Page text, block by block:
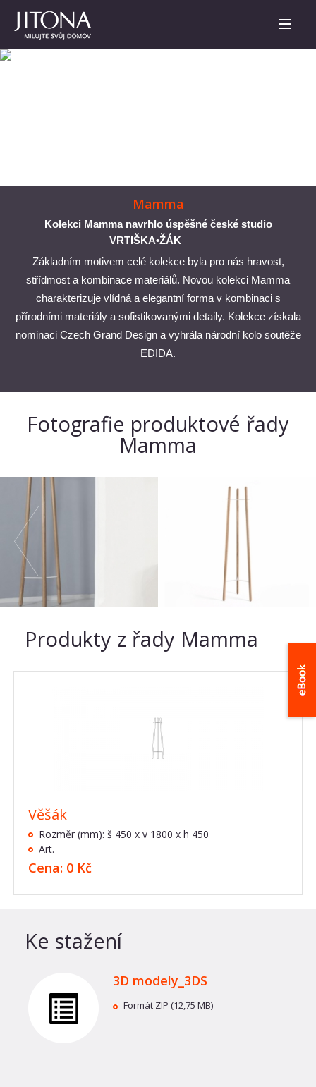
Mamma
Kolekci Mamma navrhlo úspěšné české studio
VRTIŠKA•ŽÁK
Základním motivem celé kolekce byla pro nás hravost,
střídmost a kombinace materiálů. Novou kolekci Mamma
charakterizuje vlídná a elegantní forma v kombinaci s
přírodními materiály a sofistikovanými detaily. Kolekce získala
nominaci Czech Grand Design a vyhrála národní kolo soutěže
EDIDA.
Fotografie produktové řady
Mamma
Produkty z řady Mamma
Věšák
Rozměr (mm): š 450 x v 1800 x h 450
Art.
Cena: 0 Kč
Ke stažení
3D modely_3DS
Formát ZIP (12,75 MB)